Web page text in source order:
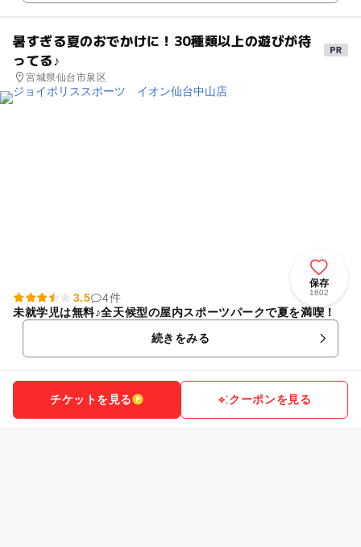
暑すぎる夏のおでかけに！30種類以上の遊びが待
ってる♪
宮城県仙台市泉区
保存
1602
3.5
4件
未就学児は無料♪全天候型の屋内スポーツパークで夏を満喫！
続きをみる
チケットを見る クーポンを見る